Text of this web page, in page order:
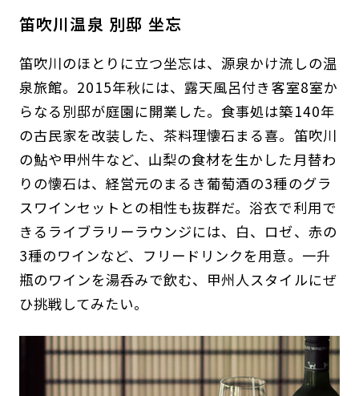
笛吹川温泉 別邸 坐忘
笛吹川のほとりに立つ坐忘は、源泉かけ流しの温
泉旅館。2015年秋には、露天風呂付き客室8室か
らなる別邸が庭園に開業した。食事処は築140年
の古民家を改装した、茶料理懐石まる喜。笛吹川
の鮎や甲州牛など、山梨の食材を生かした月替わ
りの懐石は、経営元のまるき葡萄酒の3種のグラ
スワインセットとの相性も抜群だ。浴衣で利用で
きるライブラリーラウンジには、白、ロゼ、赤の
3種のワインなど、フリードリンクを用意。一升
瓶のワインを湯呑みで飲む、甲州人スタイルにぜ
ひ挑戦してみたい。